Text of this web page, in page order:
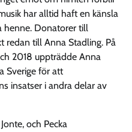
har alltid haft en känsla
henne. Donatorer till
redan till Anna Stadling. På
2018 uppträdde Anna
Sverige för att
insatser i andra delar av
och Pecka